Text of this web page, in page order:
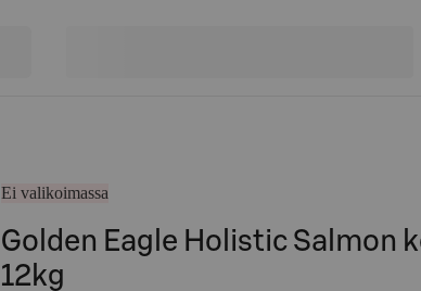
Ei valikoimassa
Golden Eagle Holistic Salmon
12kg